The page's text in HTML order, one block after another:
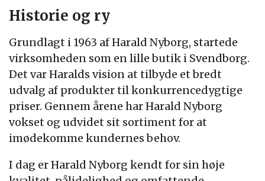
Historie og ry
Grundlagt i 1963 af Harald Nyborg, startede
virksomheden som en lille butik i Svendborg.
Det var Haralds vision at tilbyde et bredt
udvalg af produkter til konkurrencedygtige
priser. Gennem årene har Harald Nyborg
vokset og udvidet sit sortiment for at
imødekomme kundernes behov.
I dag er Harald Nyborg kendt for sin høje